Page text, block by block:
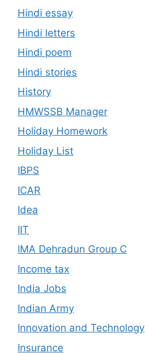
Hindi essay
Hindi letters
Hindi poem
Hindi stories
History
HMWSSB Manager
Holiday Homework
Holiday List
IBPS
ICAR
Idea
IIT
IMA Dehradun Group C
Income tax
India Jobs
Indian Army
Innovation and Technology
Insurance